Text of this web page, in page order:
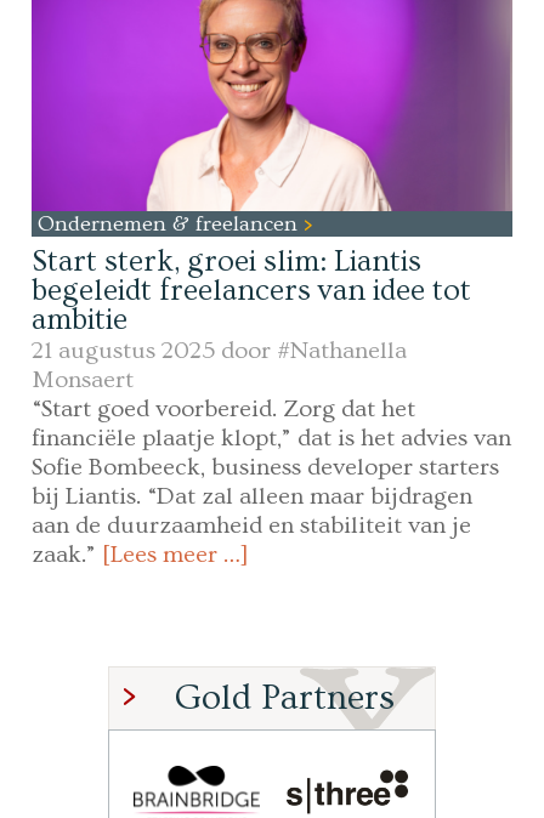
Ondernemen & freelancen
Start sterk, groei slim: Liantis
begeleidt freelancers van idee tot
ambitie
21 augustus 2025 door #Nathanella
Monsaert
“Start goed voorbereid. Zorg dat het
financiële plaatje klopt,” dat is het advies van
Sofie Bombeeck, business developer starters
bij Liantis. “Dat zal alleen maar bijdragen
aan de duurzaamheid en stabiliteit van je
zaak.” [Lees meer …]
Gold Partners